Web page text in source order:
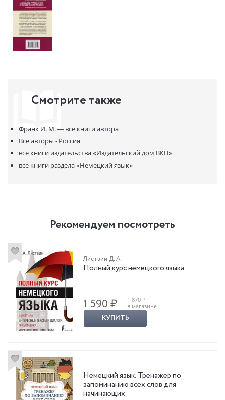
любого уровня).
Смотрите также
Франк И. М. — все книги автора
Все авторы - Россия
все книги издательства«Издательский дом ВКН»
все книги раздела«Немецкий язык»
Рекомендуем посмотреть
Листвин Д. А.
Полный курс немецкого языка
1 590 ₽
1 870 ₽
в магазине
КУПИТЬ
Немецкий язык. Тренажер по
запоминанию всех слов для
начинающих